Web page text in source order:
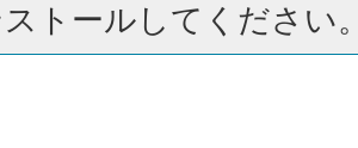
ストールしてください